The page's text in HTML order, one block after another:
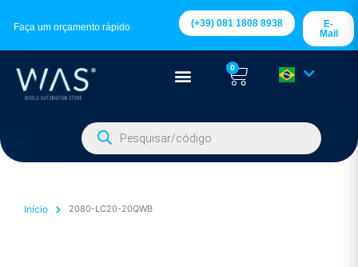
Faça um orçamento rápido (+39) 081 1808 8938
E-
Mail
0
Início 2080-LC20-20QWB